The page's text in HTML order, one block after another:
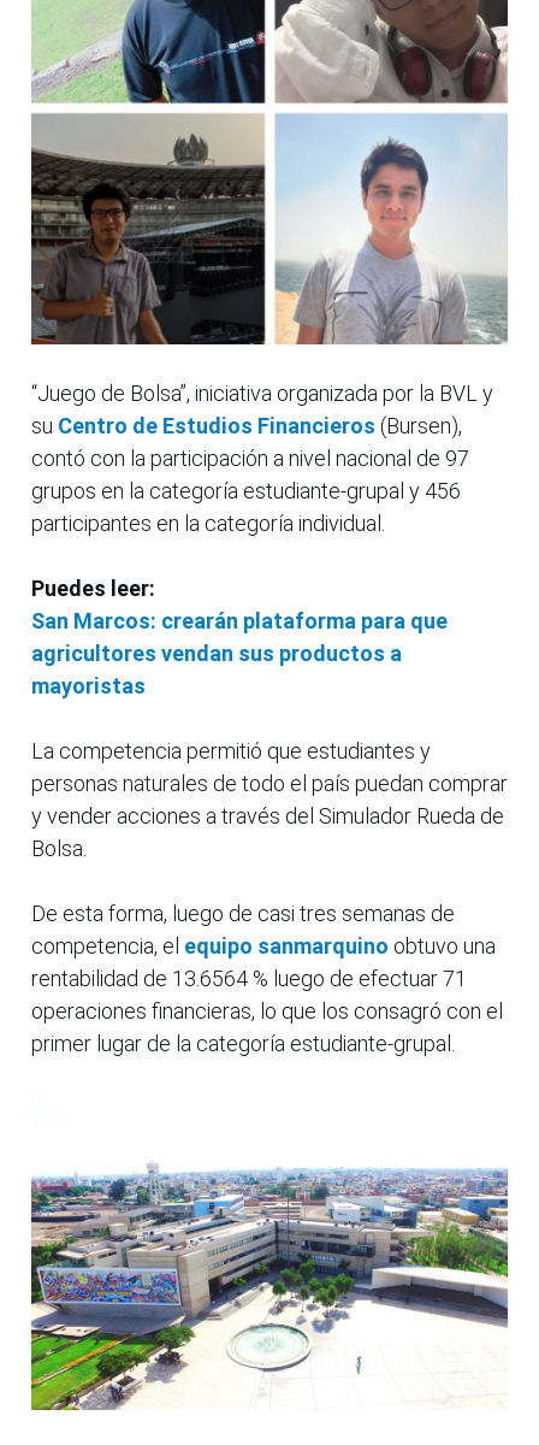
“Juego de Bolsa”, iniciativa organizada por la BVL y
su Centro de Estudios Financieros (Bursen),
contó con la participación a nivel nacional de 97
grupos en la categoría estudiante-grupal y 456
participantes en la categoría individual.
Puedes leer:
San Marcos: crearán plataforma para que
agricultores vendan sus productos a
mayoristas
La competencia permitió que estudiantes y
personas naturales de todo el país puedan comprar
y vender acciones a través del Simulador Rueda de
Bolsa.
De esta forma, luego de casi tres semanas de
competencia, el equipo sanmarquino obtuvo una
rentabilidad de 13.6564 % luego de efectuar 71
operaciones financieras, lo que los consagró con el
primer lugar de la categoría estudiante-grupal.